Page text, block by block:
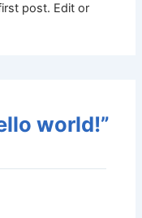
post. Edit or
world!”